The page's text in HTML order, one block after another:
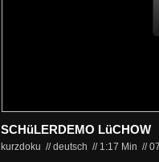
SCHüLERDEMO LüCHOW
kurzdoku // deutsch // 1:17 Min //